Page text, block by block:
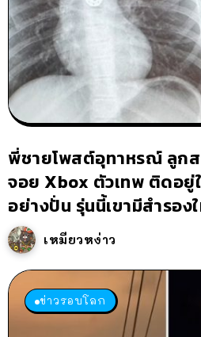
พี่ชายโพสต์อุทาหรณ์ ลูก
จอย Xbox ตัวเทพ ติดอยู่
อย่างปั่น รุ่นนี้เขามีสำรอง
เหมียวหง่าว
ข่าวรอบโลก